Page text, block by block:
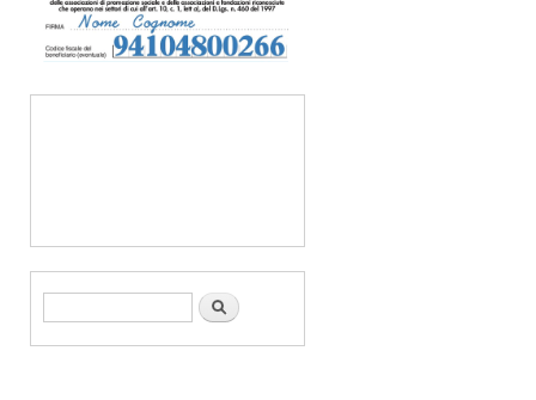
Form di ricerca Cerca